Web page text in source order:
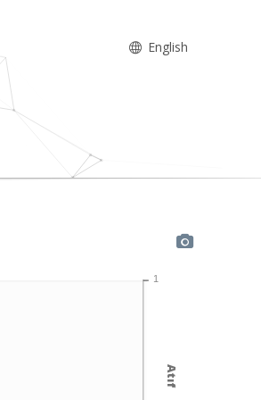
English
1
Atıf